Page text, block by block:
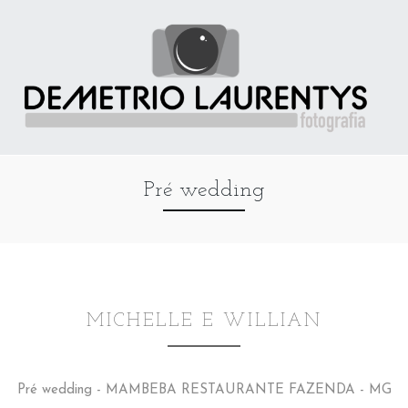
Pré wedding
MICHELLE E WILLIAN
Pré wedding - MAMBEBA RESTAURANTE FAZENDA - MG